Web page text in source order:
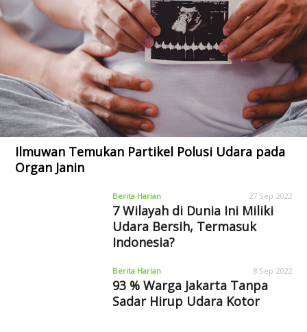
Ilmuwan Temukan Partikel Polusi Udara pada
Organ Janin
Berita Harian 27 Sep 2022
7 Wilayah di Dunia Ini Miliki
Udara Bersih, Termasuk
Indonesia?
Berita Harian 8 Sep 2022
93 % Warga Jakarta Tanpa
Sadar Hirup Udara Kotor